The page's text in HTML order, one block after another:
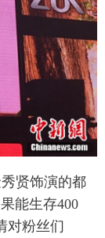
贤饰演的都
能生存400
对粉丝们